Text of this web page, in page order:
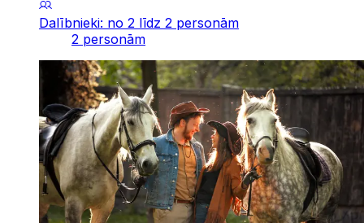
Dalībnieki: no 2 līdz 2 personām
2 personām